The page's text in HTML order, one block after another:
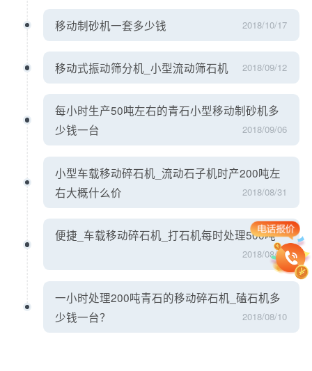
移动制砂机一套多少钱 2018/10/17
移动式振动筛分机_小型流动筛石机 2018/09/12
每小时生产50吨左右的青石小型移动制砂机多
少钱一台
2018/09/06
小型车载移动碎石机_流动石子机时产200吨左
右大概什么价
2018/08/31
便捷_车载移动碎石机_打石机每时处理500吨
2018/08/20
一小时处理200吨青石的移动碎石机_磕石机多
少钱一台？
2018/08/10